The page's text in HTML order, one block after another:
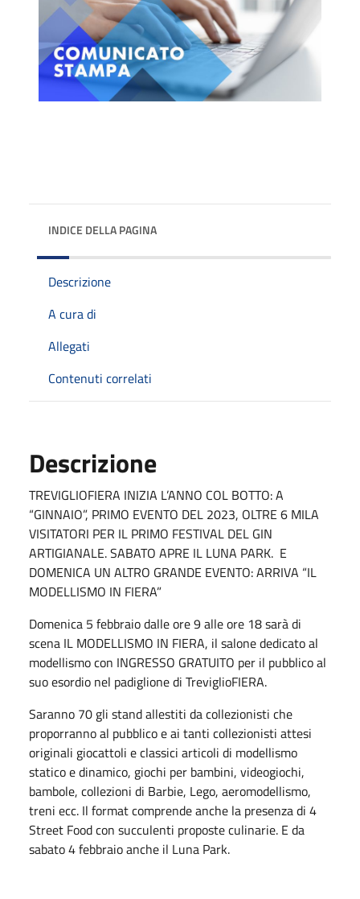
INDICE DELLA PAGINA
Descrizione
A cura di
Allegati
Contenuti correlati
Descrizione
TREVIGLIOFIERA INIZIA L’ANNO COL BOTTO: A
“GINNAIO”, PRIMO EVENTO DEL 2023, OLTRE 6 MILA
VISITATORI PER IL PRIMO FESTIVAL DEL GIN
ARTIGIANALE. SABATO APRE IL LUNA PARK. E
DOMENICA UN ALTRO GRANDE EVENTO: ARRIVA “IL
MODELLISMO IN FIERA”
Domenica 5 febbraio dalle ore 9 alle ore 18 sarà di
scena IL MODELLISMO IN FIERA, il salone dedicato al
modellismo con INGRESSO GRATUITO per il pubblico al
suo esordio nel padiglione di TreviglioFIERA.
Saranno 70 gli stand allestiti da collezionisti che
proporranno al pubblico e ai tanti collezionisti attesi
originali giocattoli e classici articoli di modellismo
statico e dinamico, giochi per bambini, videogiochi,
bambole, collezioni di Barbie, Lego, aeromodellismo,
treni ecc. Il format comprende anche la presenza di 4
Street Food con succulenti proposte culinarie. E da
sabato 4 febbraio anche il Luna Park.